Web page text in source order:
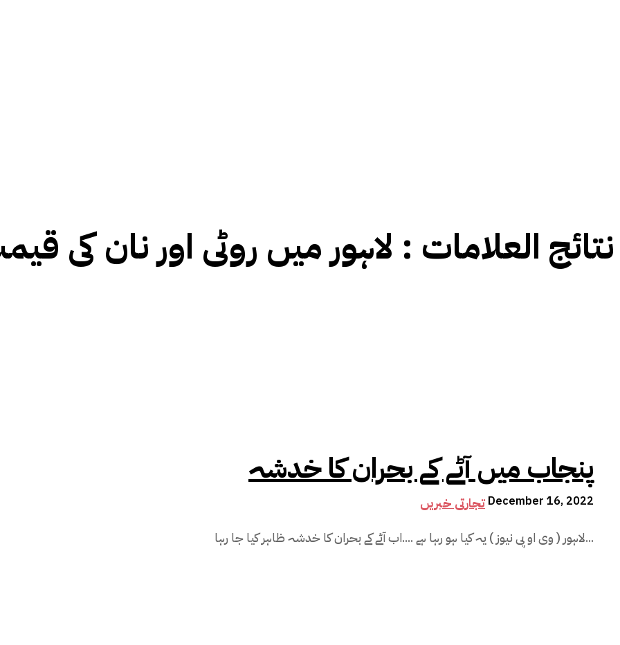
نتائج العلامات : لاہور میں روٹی اور نان کی
پنجاب میں آٹے کے بحران کا خدشہ
تجارتی خبریں December 16, 2022
لاہور ( وی او پی نیوز ) یہ کیا ہو رہا ہے ....اب آٹے کے بحران کا خدشہ ظاہر کیا جا رہا...